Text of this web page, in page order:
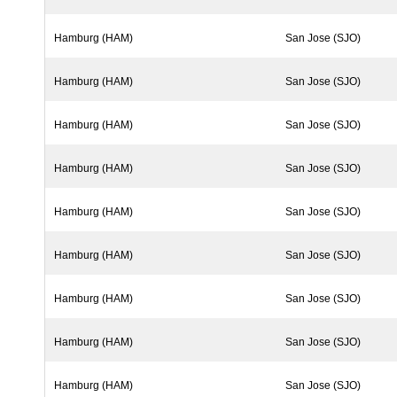
Hamburg (HAM) San Jose (SJO)
Hamburg (HAM) San Jose (SJO)
Hamburg (HAM) San Jose (SJO)
Hamburg (HAM) San Jose (SJO)
Hamburg (HAM) San Jose (SJO)
Hamburg (HAM) San Jose (SJO)
Hamburg (HAM) San Jose (SJO)
Hamburg (HAM) San Jose (SJO)
Hamburg (HAM) San Jose (SJO)